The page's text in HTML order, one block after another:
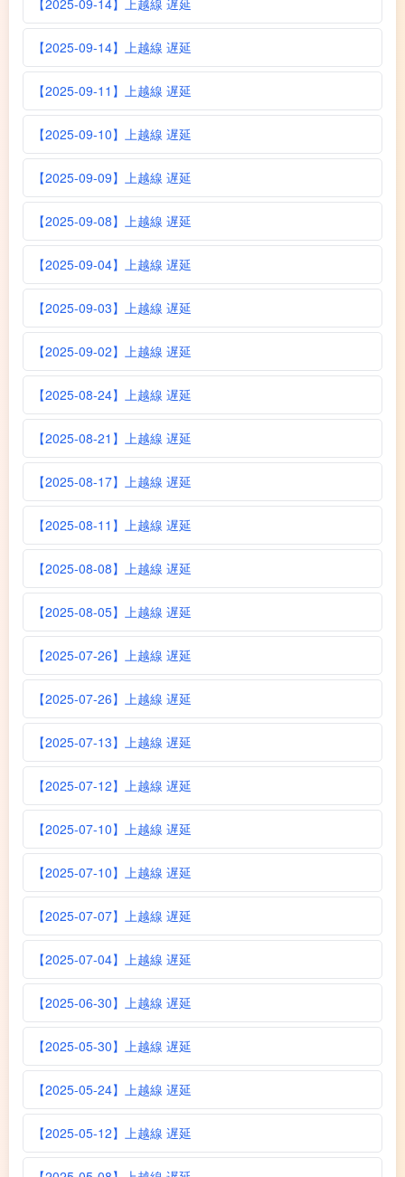
【2025-09-14】上越線 遅延
【2025-09-11】上越線 遅延
【2025-09-10】上越線 遅延
【2025-09-09】上越線 遅延
【2025-09-08】上越線 遅延
【2025-09-04】上越線 遅延
【2025-09-03】上越線 遅延
【2025-09-02】上越線 遅延
【2025-08-24】上越線 遅延
【2025-08-21】上越線 遅延
【2025-08-17】上越線 遅延
【2025-08-11】上越線 遅延
【2025-08-08】上越線 遅延
【2025-08-05】上越線 遅延
【2025-07-26】上越線 遅延
【2025-07-26】上越線 遅延
【2025-07-13】上越線 遅延
【2025-07-12】上越線 遅延
【2025-07-10】上越線 遅延
【2025-07-10】上越線 遅延
【2025-07-07】上越線 遅延
【2025-07-04】上越線 遅延
【2025-06-30】上越線 遅延
【2025-05-30】上越線 遅延
【2025-05-24】上越線 遅延
【2025-05-12】上越線 遅延